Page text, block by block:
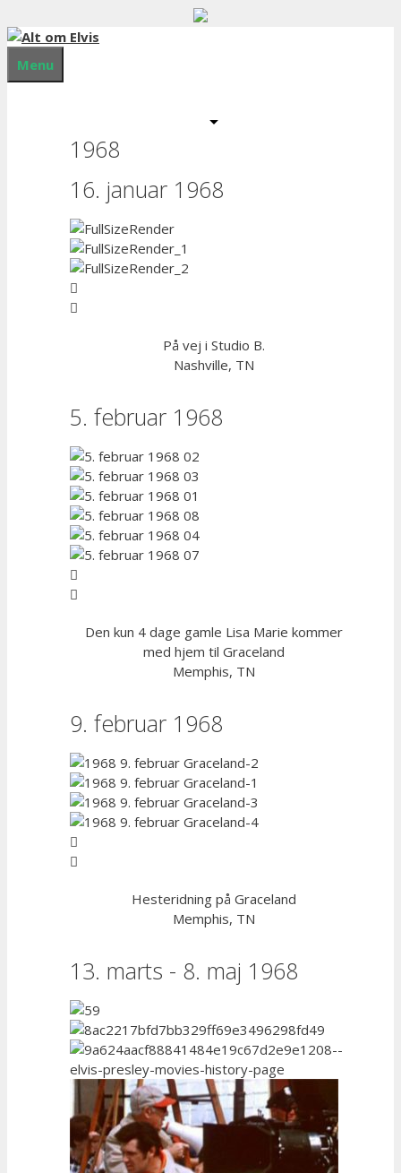
Menu
1968
16. januar 1968
På vej i Studio B.
Nashville, TN
5. februar 1968
Den kun 4 dage gamle Lisa Marie kommer
med hjem til Graceland
Memphis, TN
9. februar 1968
Hesteridning på Graceland
Memphis, TN
13. marts - 8. maj 1968